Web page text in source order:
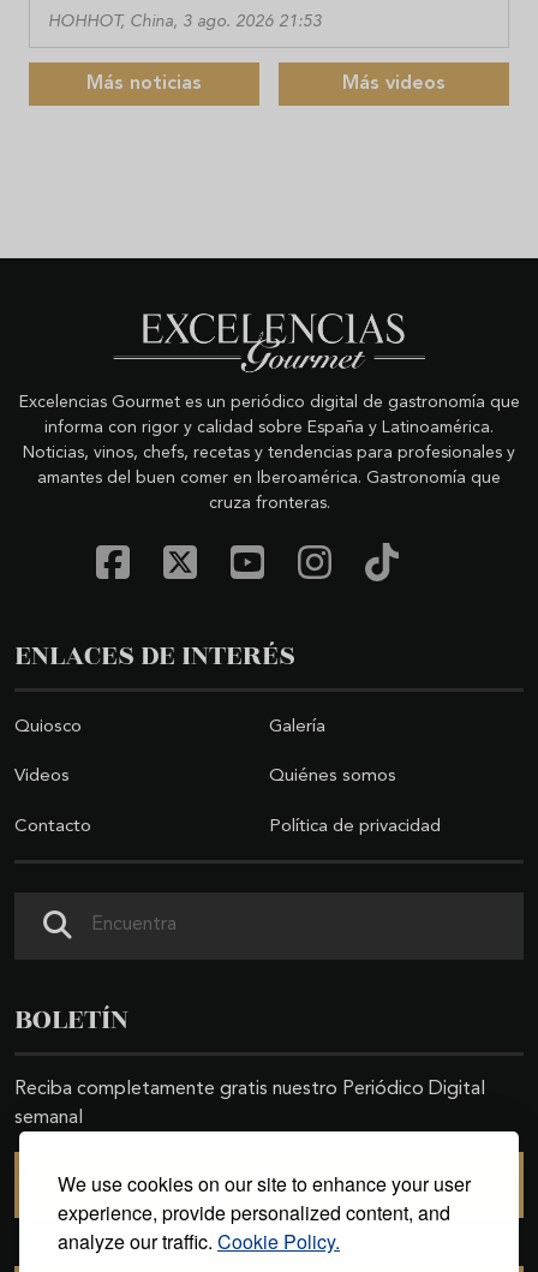
We use cookies on our site to enhance your user
experience, provide personalized content, and
analyze our traffic. Cookie Policy.
HOHHOT, China, 3 ago. 2026 21:53
Más noticias Más videos
Excelencias Gourmet es un periódico digital de gastronomía que
informa con rigor y calidad sobre España y Latinoamérica.
Noticias, vinos, chefs, recetas y tendencias para profesionales y
amantes del buen comer en Iberoamérica. Gastronomía que
cruza fronteras.
ENLACES DE INTERÉS
Quiosco Galería
Videos Quiénes somos
Contacto Política de privacidad
BOLETÍN
Reciba completamente gratis nuestro Periódico Digital
semanal
SUSCRIBIRSE